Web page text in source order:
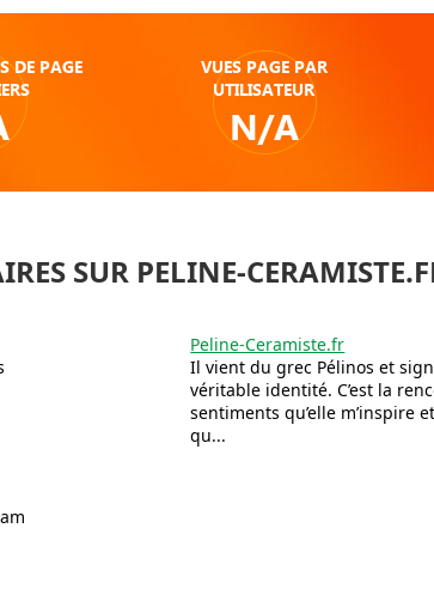
DE PAGE
VUES PAGE PAR
UTILISATEUR
N/A
SUR PELINE-
Peline-Ceramiste.fr
Il vient du grec Pélinos et
véritable identité. C’est la
sentiments qu’elle m’inspire
qu...